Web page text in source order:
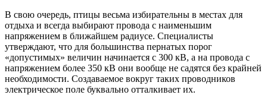
В свою очередь, птицы весьма избирательны в местах для
отдыха и всегда выбирают провода с наименьшим
напряжением в ближайшем радиусе. Специалисты
утверждают, что для большинства пернатых порог
«допустимых» величин начинается с 300 кВ, а на провода с
напряжением более 350 кВ они вообще не садятся без крайней
необходимости. Создаваемое вокруг таких проводников
электрическое поле буквально отталкивает их.